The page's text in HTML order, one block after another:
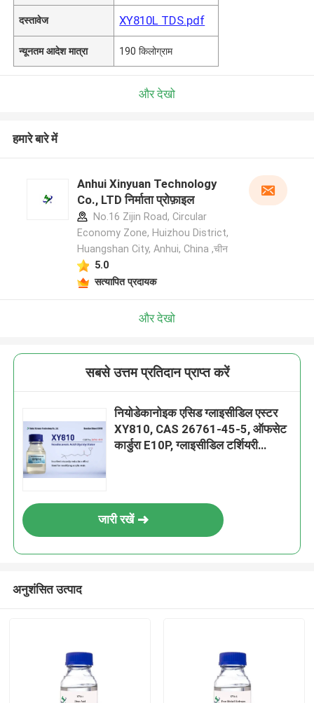
दस्तावेज XY810L TDS.pdf
न्यूनतम आदेश मात्रा 190 किलोग्राम
और देखो
हमारे बारे में
Anhui Xinyuan Technology
Co., LTD निर्माता प्रोफ़ाइल
No.16 Zijin Road, Circular
Economy Zone, Huizhou District,
Huangshan City, Anhui, China ,चीन
5.0
सत्यापित प्रदायक
और देखो
सबसे उत्तम प्रतिदान प्राप्त करें
नियोडेकानोइक एसिड ग्लाइसीडिल एस्टर
XY810, CAS 26761-45-5, ऑफसेट
कार्डुरा E10P, ग्लाइसीडिल टर्शियरी
जारी रखें
अनुशंसित उत्पाद